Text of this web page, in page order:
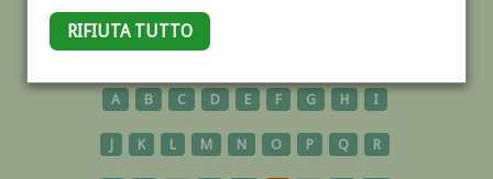
RIFIUTA TUTTO
GOUACHE
A B C D E F G H I
J K L M N O P Q R